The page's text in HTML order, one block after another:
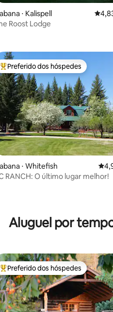
média de 5, 110 avaliações
⋅ Kalispell 4,83
Roost Lodge
média de 5, 132 avaliações
Entre os melhores preferidos dos
Preferido dos hóspedes
⋅ Whitefish 4,9
RANCH: O último lugar melhor!
Aluguel por
Entre os melhores preferidos dos
Preferido dos hóspedes